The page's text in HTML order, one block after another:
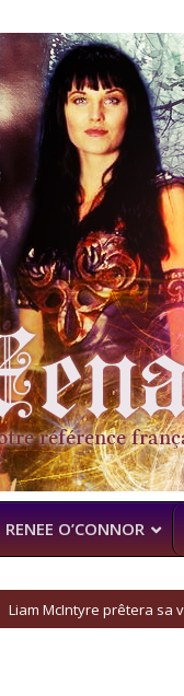
RENEE O’CONNOR
Liam McIntyre prêtera sa